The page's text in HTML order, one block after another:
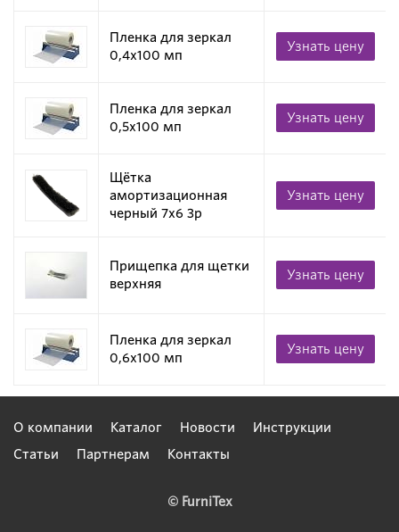
Пленка для зеркал
0,4х100 мп
Узнать цену
Пленка для зеркал
0,5х100 мп
Узнать цену
Щётка
амортизационная
черный 7х6 3p
Узнать цену
Прищепка для щетки
верхняя
Узнать цену
Пленка для зеркал
0,6х100 мп
Узнать цену
О компании Каталог Новости
Инструкции
Статьи
Партнерам Контакты
© FurniTex